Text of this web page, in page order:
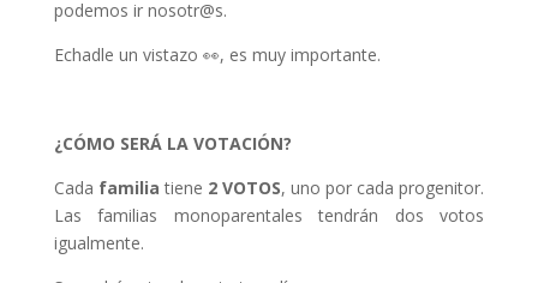
podemos ir nosotr@s.
Echadle un vistazo 👀, es muy importante.
¿CÓMO SERÁ LA VOTACIÓN?
Cada familia tiene 2 VOTOS, uno por cada progenitor.
Las familias monoparentales tendrán dos votos
igualmente.